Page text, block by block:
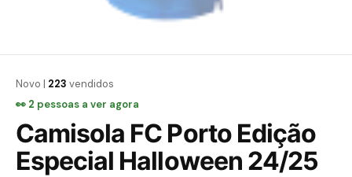
Novo | 223 vendidos
👀 4 pessoas a ver agora
Camisola FC Porto Edição
Especial Halloween 24/25